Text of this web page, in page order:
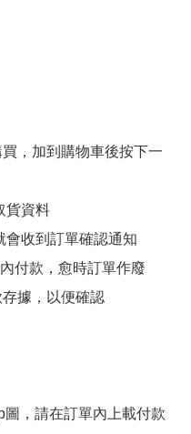
，加到購物車後按下一
貨資料
會收到訂單確認通知
付款，愈時訂單作廢
據，以便確認
，請在訂單內上載付款